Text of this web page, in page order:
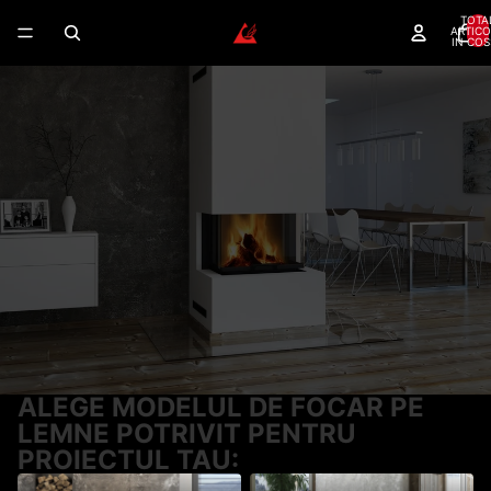
IN
FOCARE LEMNE – GAMA
COMPLETA PENTRU ORICE
Focare Romotop certificate — randament 80%+,
garantie 5 ani, montaj autorizat disponibil.
Montaj autorizat
Dealer autorizat
Garantie 5 ani
CERE CONSULTANTA GRATUITA
SUNA ACUM
ALEGE MODELUL DE FOCAR PE
LEMNE POTRIVIT PENTRU
PROIECTUL TAU: